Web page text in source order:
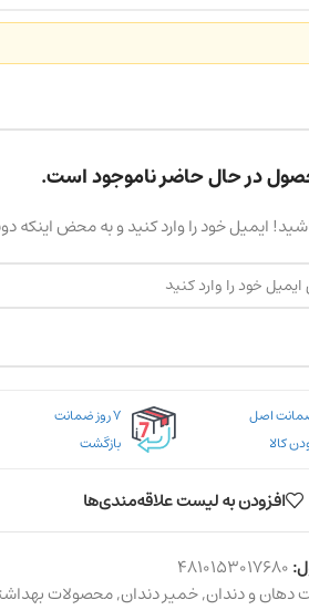
در حال حاضر ناموجود است.
ایمیل خود را وارد کنید و به محض اینکه
اصل
کالا
۷ روز ضمانت
بازگشت
افزودن به لیست علاقه‌مندی‌ها
4810153017680
دهان و دندان,خمیر دندان,محصولات